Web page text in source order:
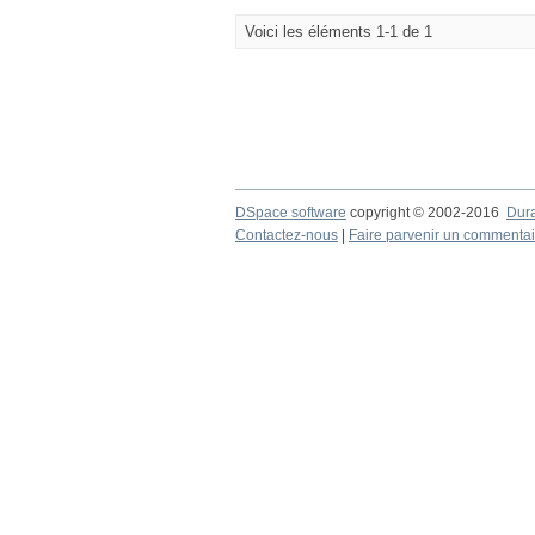
Voici les éléments 1-1 de 1
DSpace software copyright © 2002-2016
Contactez-nous
Faire parvenir un